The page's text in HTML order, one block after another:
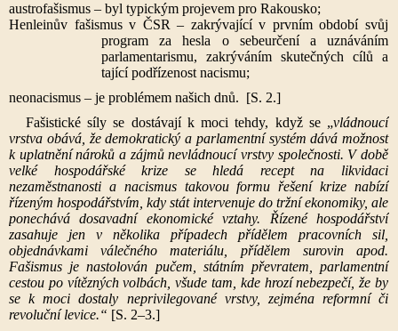
austrofašismus – byl typickým projevem pro Rakousko;
Henleinův fašismus v ČSR – zakrývající v prvním období svůj
program za hesla o sebeurčení a uznáváním
parlamentarismu, zakrýváním skutečných cílů a
tající podřízenost nacismu;
neonacismus – je problémem našich dnů. [S. 2.]
Fašistické síly se dostávají k moci tehdy, když se „vládnoucí
vrstva obává, že demokratický a parlamentní systém dává možnost
k uplatnění nároků a zájmů nevládnoucí vrstvy společnosti. V době
velké hospodářské krize se hledá recept na likvidaci
nezaměstnanosti a nacismus takovou formu řešení krize nabízí
řízeným hospodářstvím, kdy stát intervenuje do tržní ekonomiky, ale
ponechává dosavadní ekonomické vztahy. Řízené hospodářství
zasahuje jen v několika případech přídělem pracovních sil,
objednávkami válečného materiálu, přídělem surovin apod.
Fašismus je nastolován pučem, státním převratem, parlamentní
cestou po vítězných volbách, všude tam, kde hrozí nebezpečí, že by
se k moci dostaly neprivilegované vrstvy, zejména reformní či
revoluční levice.“ [S. 2–3.]